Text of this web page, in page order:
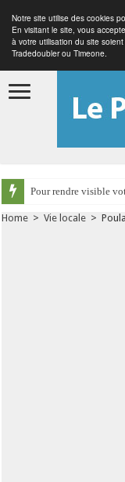
Notre site utilise des cookies
En visitant le site, vous
à votre utilisation du site
Tradedoubler ou Timeone.
Pour rendre visible
Home > Vie locale >